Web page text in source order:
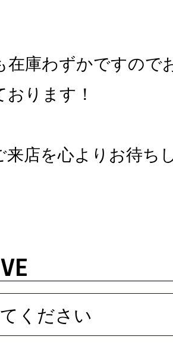
在庫わずかですので
ります！
来店を心よりお待ち
ください